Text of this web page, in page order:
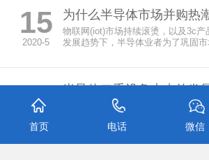
15
2020-5
为什么半导体市场并购热
物联网(iot)市场持续滚烫，以及3c产
发展趋势下，半导体业者为了巩固
15 半导体二手设备未来的发
尽管半导体二手设备的买卖双方都
头，但业界普遍认为二手设备与服
首页 电话 微信